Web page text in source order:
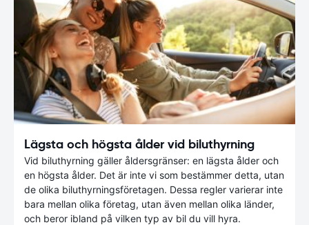
Lägsta och högsta ålder vid biluthyrning
Vid biluthyrning gäller åldersgränser: en lägsta ålder och
en högsta ålder. Det är inte vi som bestämmer detta, utan
de olika biluthyrningsföretagen. Dessa regler varierar inte
bara mellan olika företag, utan även mellan olika länder,
och beror ibland på vilken typ av bil du vill hyra.